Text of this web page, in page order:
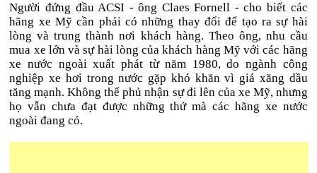
Người đứng đầu ACSI - ông Claes Fornell - cho biết các
hãng xe Mỹ cần phải có những thay đổi để tạo ra sự hài
lòng và trung thành nơi khách hàng. Theo ông, nhu cầu
mua xe lớn và sự hài lòng của khách hàng Mỹ với các hãng
xe nước ngoài xuất phát từ năm 1980, do ngành công
nghiệp xe hơi trong nước gặp khó khăn vì giá xăng dầu
tăng mạnh. Không thể phủ nhận sự đi lên của xe Mỹ, nhưng
họ vẫn chưa đạt được những thứ mà các hãng xe nước
ngoài đang có.